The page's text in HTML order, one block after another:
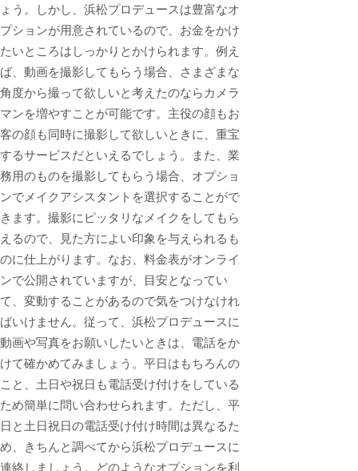
ょう。しかし、浜松プロデュースは豊富なオ
プションが用意されているので、お金をかけ
たいところはしっかりとかけられます。例え
ば、動画を撮影してもらう場合、さまざまな
角度から撮って欲しいと考えたのならカメラ
マンを増やすことが可能です。主役の顔もお
客の顔も同時に撮影して欲しいときに、重宝
するサービスだといえるでしょう。また、業
務用のものを撮影してもらう場合、オプショ
ンでメイクアシスタントを選択することがで
きます。撮影にピッタリなメイクをしてもら
えるので、見た方によい印象を与えられるも
のに仕上がります。なお、料金表がオンライ
ンで公開されていますが、目安となってい
て、変動することがあるので気をつけなけれ
ばいけません。従って、浜松プロデュースに
動画や写真をお願いしたいときは、電話をか
けて確かめてみましょう。平日はもちろんの
こと、土日や祝日も電話受け付けをしている
ため簡単に問い合わせられます。ただし、平
日と土日祝日の電話受け付け時間は異なるた
め、きちんと調べてから浜松プロデュースに
連絡しましょう。どのようなオプションを利